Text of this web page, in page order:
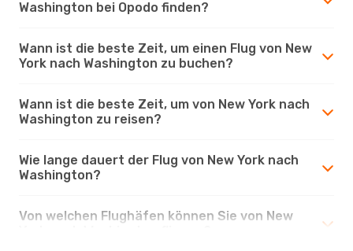
Washington bei Opodo finden?
Wann ist die beste Zeit, um einen Flug von New
York nach Washington zu buchen?
Wann ist die beste Zeit, um von New York nach
Washington zu reisen?
Wie lange dauert der Flug von New York nach
Washington?
Von welchen Flughäfen können Sie von New